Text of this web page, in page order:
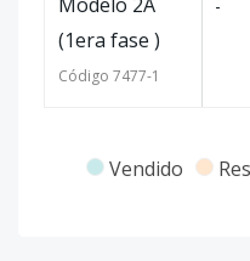
(1era fase )
Código 7477-1
-
Vendido